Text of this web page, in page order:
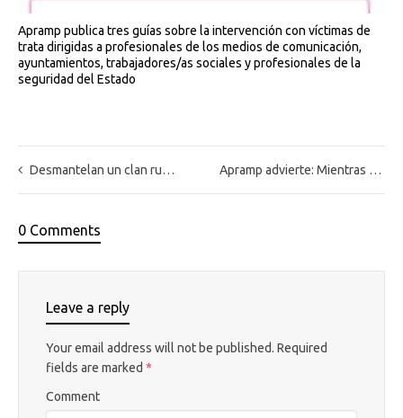
Apramp publica tres guías sobre la intervención con víctimas de
trata dirigidas a profesionales de los medios de comunicación,
ayuntamientos, trabajadores/as sociales y profesionales de la
seguridad del Estado
Desmantelan un clan rumano que prostituía a mujeres Apramp advierte: Mientras se demande “carne cada vez más joven” para sexo, seguirá la explotación
0 Comments
Leave a reply
Your email address will not be published. Required
fields are marked *
Comment